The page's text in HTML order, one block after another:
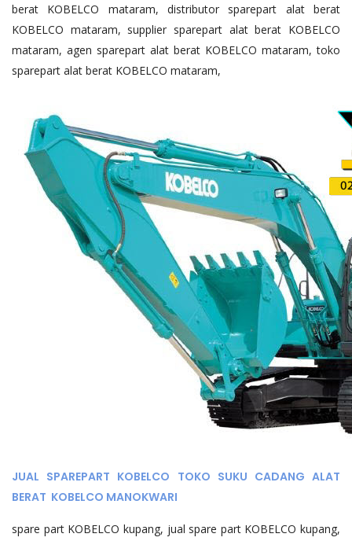
berat KOBELCO mataram, distributor sparepart alat berat
KOBELCO mataram, supplier sparepart alat berat KOBELCO
mataram, agen sparepart alat berat KOBELCO mataram, toko
sparepart alat berat KOBELCO mataram,
JUAL SPAREPART KOBELCO TOKO SUKU CADANG ALAT
BERAT KOBELCO MANOKWARI
spare part KOBELCO kupang, jual spare part KOBELCO kupang,